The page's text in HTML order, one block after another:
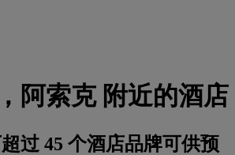
阿索克 附近的酒店
过 45 个酒店品牌可供预